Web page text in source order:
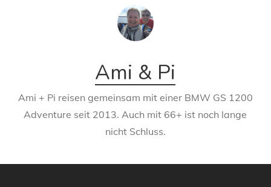
Ami & Pi
Ami + Pi reisen gemeinsam mit einer BMW GS 1200
Adventure seit 2013. Auch mit 66+ ist noch lange
nicht Schluss.